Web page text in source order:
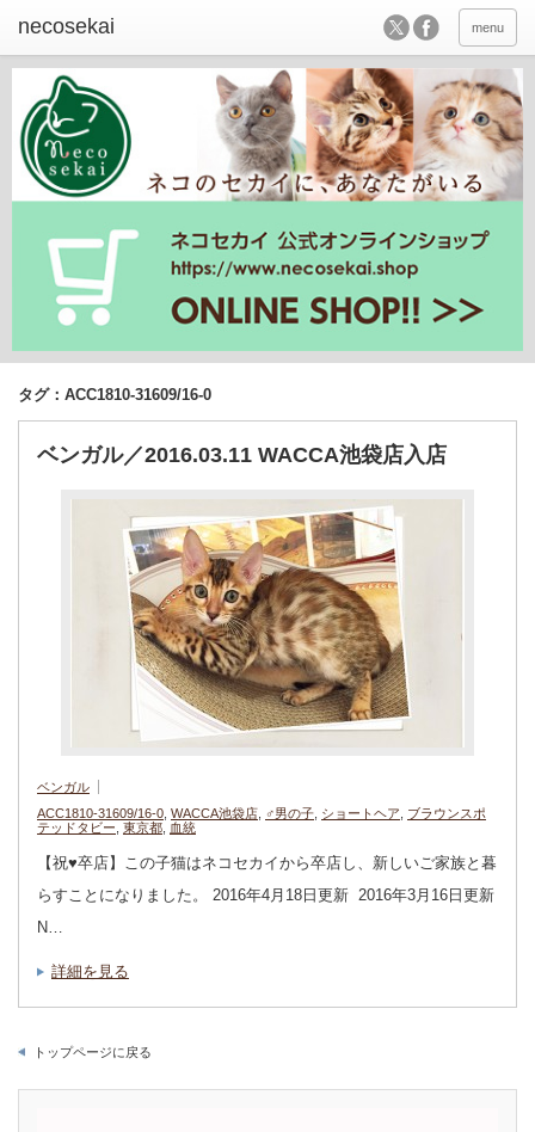
menu
タグ：ACC1810-31609/16-0
ベンガル／2016.03.11 WACCA池袋店入店
ベンガル
ACC1810-31609/16-0 WACCA池袋店 ♂男の子 ショートヘア
ブラウンスポ
テッドタビー 東京都 血統
【祝♥︎卒店】この子猫はネコセカイから卒店し、新しいご家族と暮
らすことになりました。 2016年4月18日更新 2016年3月16日更新
N…
詳細を見る
トップページに戻る